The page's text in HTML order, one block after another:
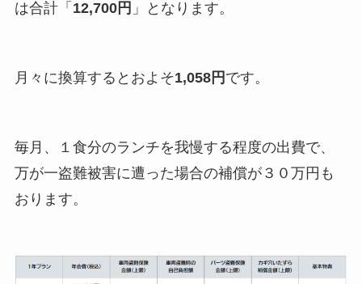
は合計「 12,700円 」となります。
月々に換算するとおよそ1,058円 です。
毎月、１食分のランチを我慢する程度の出費で、
万が一盗難被害に遭った場合の補償が３０万円も
おります。